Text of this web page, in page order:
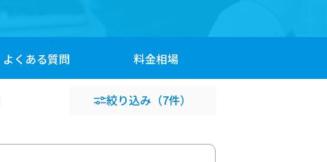
よくある質問 料金相場
絞り込み （7件）